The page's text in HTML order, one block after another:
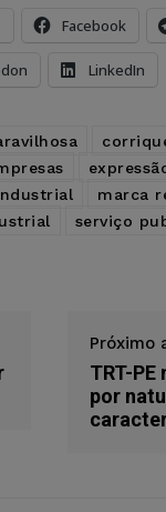
Facebook
LinkedIn
marca
serviço
Próximo
TRT-
por